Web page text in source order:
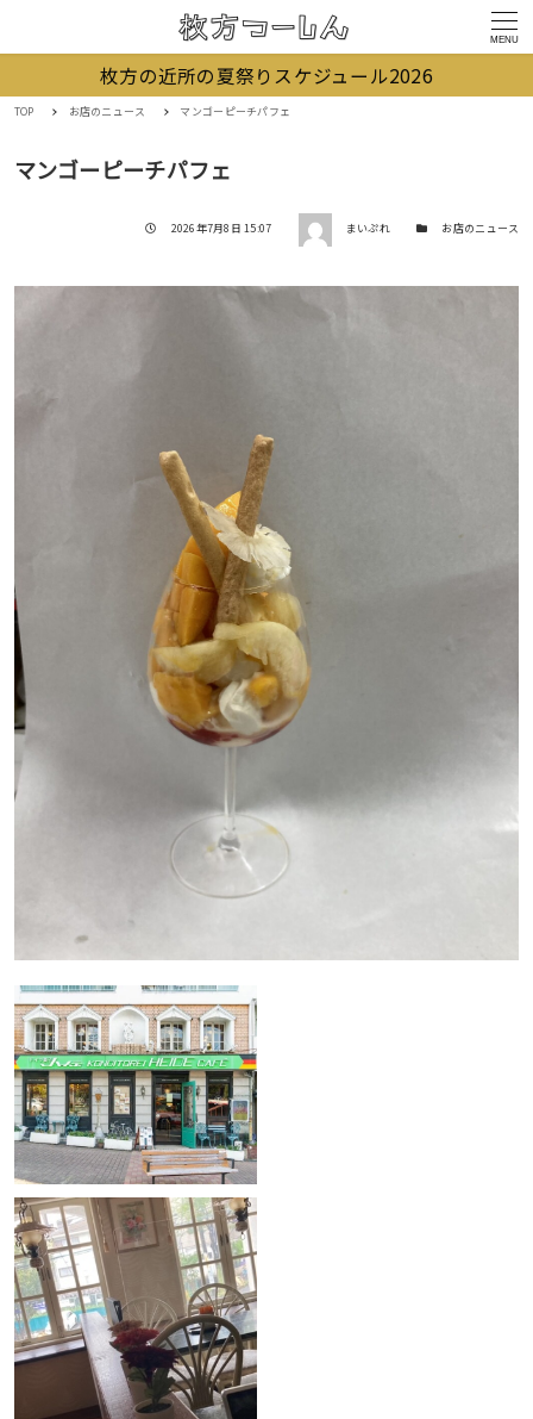
MENU
枚方の近所の夏祭りスケジュール2026
TOP お店のニュース マンゴーピーチパフェ
マンゴーピーチパフェ
投稿日
2026年7月8日 15:07 著者 まいぷれ カテゴリーお店のニュース